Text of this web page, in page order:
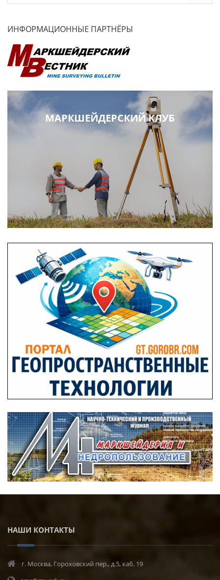
ИНФОРМАЦИОННЫЕ ПАРТНЁРЫ
МАРКШЕЙДЕРСКИЙ КЛУБ
НАШИ КОНТАКТЫ
г. Москва, Гороховский пер., д.5, каб. 19